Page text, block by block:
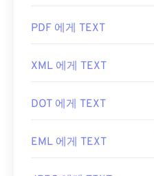
PDF 에게 TEXT
XML 에게 TEXT
DOT 에게 TEXT
EML 에게 TEXT